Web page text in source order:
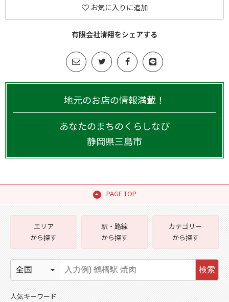
お気に入りに追加
有限会社清翔をシェアする
地元のお店の情報満載！
あなたのまちのくらしなび
静岡県三島市
PAGE TOP
エリア
から探す
駅・路線
から探す
カテゴリー
から探す
検索
人気キーワード